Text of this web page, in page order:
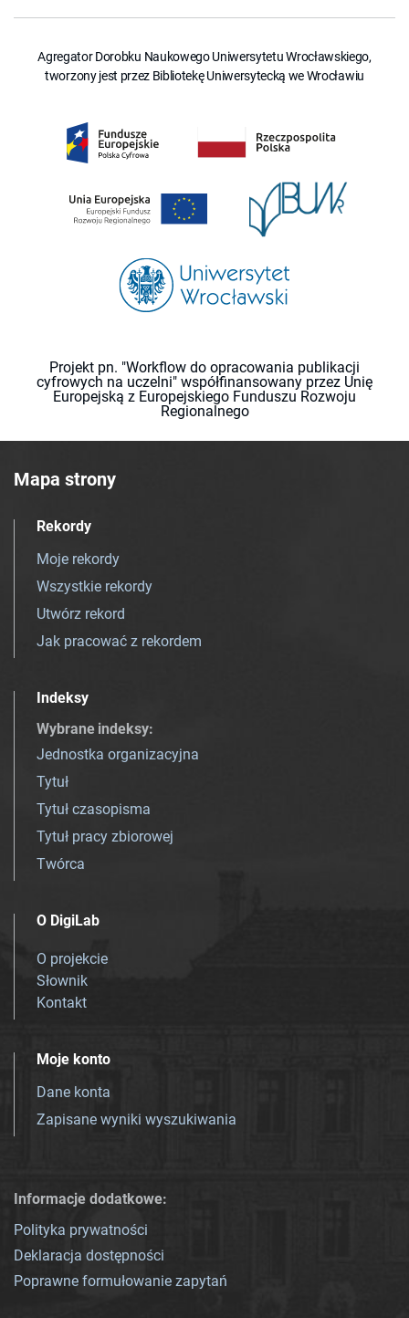
Agregator Dorobku Naukowego Uniwersytetu Wrocławskiego,
tworzony jest przez Bibliotekę Uniwersytecką we Wrocławiu
Projekt pn. "Workflow do opracowania publikacji
cyfrowych na uczelni" współfinansowany przez Unię
Europejską z Europejskiego Funduszu Rozwoju
Regionalnego
Mapa strony
Rekordy
Moje rekordy
Wszystkie rekordy
Utwórz rekord
Jak pracować z rekordem
Indeksy
Wybrane indeksy:
Jednostka organizacyjna
Tytuł
Tytuł czasopisma
Tytuł pracy zbiorowej
Twórca
O DigiLab
O projekcie
Słownik
Kontakt
Moje konto
Dane konta
Zapisane wyniki wyszukiwania
Informacje dodatkowe:
Polityka prywatności
Deklaracja dostępności
Poprawne formułowanie zapytań